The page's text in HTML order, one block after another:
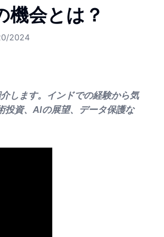
会とは？
2024
します。インドでの経験から気
投資、AIの展望、データ保護な